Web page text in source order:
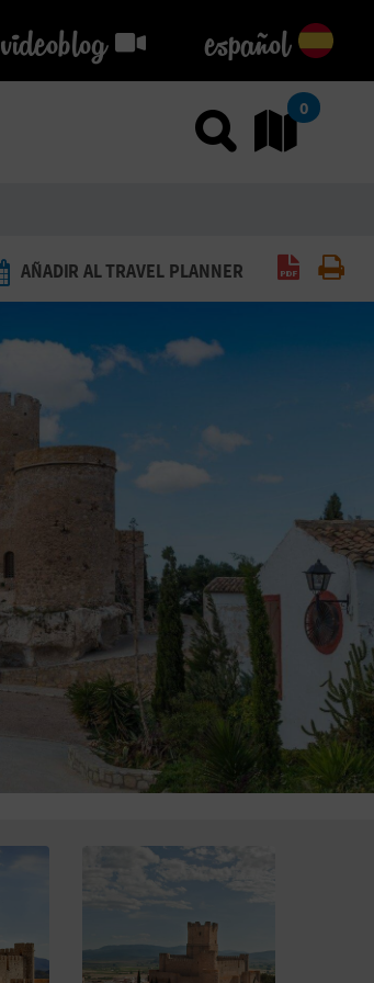
videoblog
videoblog español
Usar el
0
AÑADIR AL TRAVEL PLANNER Generar